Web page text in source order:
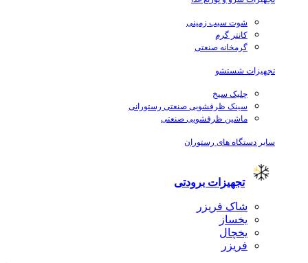
شوت سیب زمینی
کانتر گرم
گرمخانه صنعتی
تجهیزات شستشو
چلیک سیخ
سینک ظرفشویی صنعتی رستورانی
ماشین ظرفشویی صنعتی
سایر دستگاه های رستوران
تجهیزات برودتی
شاک فریزر
یخساز
یخچال
فریزر